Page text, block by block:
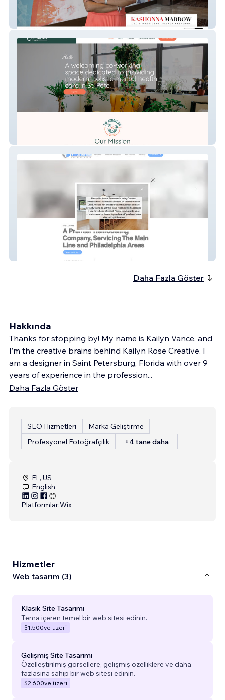
Simply Kashonna
Cordeiro Construction
Daha Fazla Göster
Hakkında
Thanks for stopping by! My name is Kailyn Vance, and
I’m the creative brains behind Kailyn Rose Creative. I
am a designer in Saint Petersburg, Florida with over 9
years of experience in the profession...
Daha Fazla Göster
SEO Hizmetleri
Marka Geliştirme
Profesyonel Fotoğrafçılık
+4 tane daha
FL, US
English
Platformlar:Wix
Hizmetler
Web tasarım (3)
Klasik Site Tasarımı
Tema içeren temel bir web sitesi edinin.
$1.500ve üzeri
Gelişmiş Site Tasarımı
Özelleştirilmiş görsellere, gelişmiş özelliklere ve daha
fazlasına sahip bir web sitesi edinin.
$2.600ve üzeri